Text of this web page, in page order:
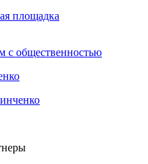
площадка
с общественностью